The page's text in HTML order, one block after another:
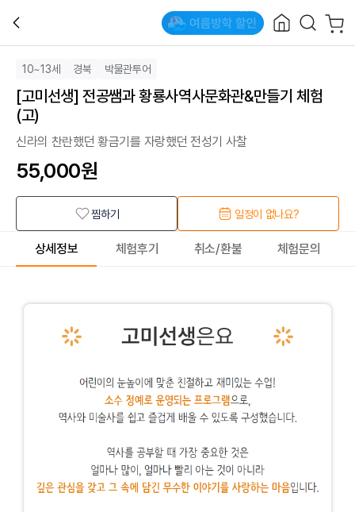
10~13세 경북 박물관투어
[고미선생] 전공쌤과 황룡사역사문화관&만들기 체험
(고)
신라의 찬란했던 황금기를 자랑했던 전성기 사찰
55,000원
찜하기 일정이 없나요?
상세정보 체험후기 취소/환불 체험문의